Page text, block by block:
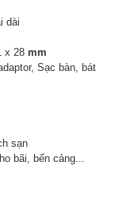
dài
x 28 mm
Sạc bàn, bát
sạn
bãi, bến cảng...